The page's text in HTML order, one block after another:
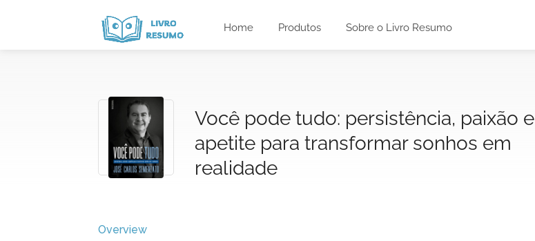
Home Produtos Sobre o Livro Resumo
Você pode tudo: persistência, paixão e
apetite para transformar sonhos em
realidade
Overview